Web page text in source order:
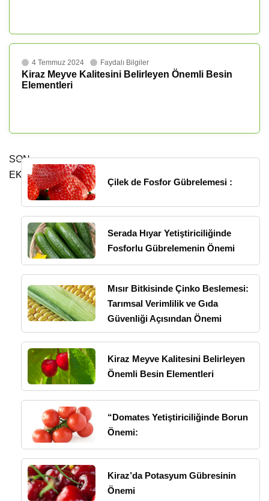
4 Temmuz 2024 Faydalı Bilgiler
Kiraz Meyve Kalitesini Belirleyen Önemli Besin
Elementleri
SON
EKLENENLER
Çilek de Fosfor Gübrelemesi :
Serada Hıyar Yetiştiriciliğinde
Fosforlu Gübrelemenin Önemi
Mısır Bitkisinde Çinko Beslemesi:
Tarımsal Verimlilik ve Gıda
Güvenliği Açısından Önemi
Kiraz Meyve Kalitesini Belirleyen
Önemli Besin Elementleri
“Domates Yetiştiriciliğinde Borun
Önemi:
Kiraz’da Potasyum Gübresinin
Önemi